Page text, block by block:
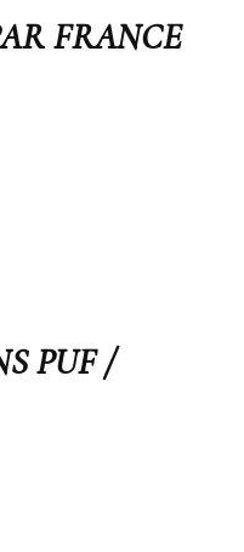
FRANCE
PUF /